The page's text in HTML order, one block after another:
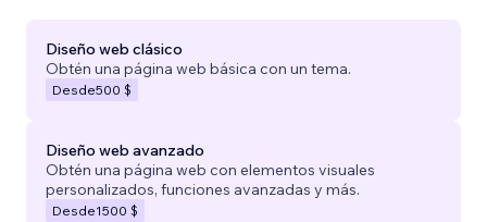
Diseño web clásico
Obtén una página web básica con un tema.
Desde500 $
Diseño web avanzado
Obtén una página web con elementos visuales
personalizados, funciones avanzadas y más.
Desde1500 $